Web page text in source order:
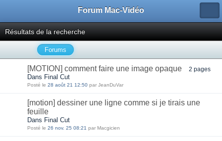
Forum Mac-Vidéo
Résultats de la recherche
Forums
[MOTION] comment faire une image opaque 2 pages
Dans Final Cut
Posté le 28 août 21 12:50 par JeanDuVar
[motion] dessiner une ligne comme si je tirais une
feuille
Dans Final Cut
Posté le 26 nov. 25 08:21 par Macgicien